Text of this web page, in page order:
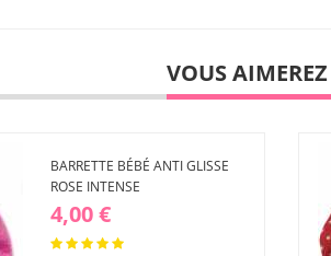
VOUS
BARRETTE BÉBÉ ANTI GLISSE
ROSE INTENSE
4,00 €